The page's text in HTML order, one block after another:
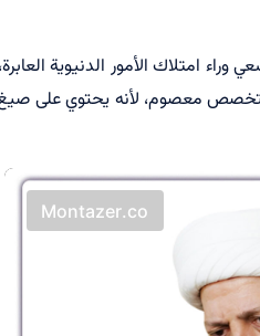
امتلاك الأمور الدنيوية
متخصص معصوم، لأنه يحتوي على